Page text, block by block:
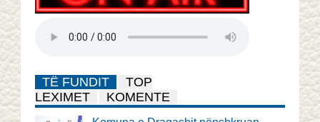
TË FUNDIT
TOP
LEXIMET
KOMENTE